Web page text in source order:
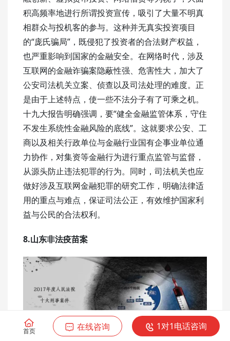
积高频率地进行所谓投资宣传，吸引了大量不明真
相群众与投机客的参与。这种并无真实投资项目
的“庞氏骗局”，既侵犯了投资者的合法财产权益，
也严重影响到国家的金融安全。在网络时代，涉及
互联网的金融诈骗案隐蔽性强、危害性大，加大了
公安司法机关立案、侦查以及司法处理的难度。正
是由于上述特点，使一些不法分子有了可乘之机。
十九大报告明确强调，要“健全金融监管体系，守住
不发生系统性金融风险的底线”。这就要求公安、工
商以及相关行政单位与金融行业国有企事业单位通
力协作，对集资等金融行为进行重点监管与监督，
从源头防止违法犯罪的行为。同时，司法机关也应
做好涉及互联网金融犯罪的研究工作，明确法律适
用的重点与难点，保证司法公正，有效维护国家利
益与公民的合法权利。
8.山东非法疫苗案
首页 1对1电话咨询
在线咨询